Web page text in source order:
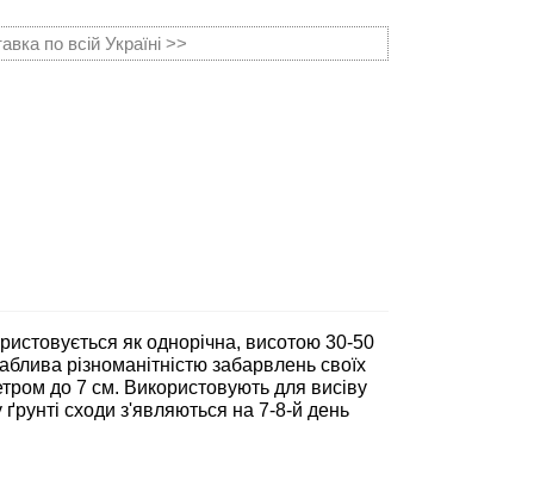
по всій Україні >>
як однорічна, висотою 30-50
різноманітністю забарвлень своїх
до 7 см. Використовують для висіву
сходи з'являються на 7-8-й день